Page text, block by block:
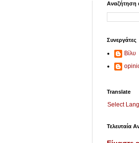
Αναζήτηση
Συνεργάτες
Βίλυ
Translate
Select
Τελευταία